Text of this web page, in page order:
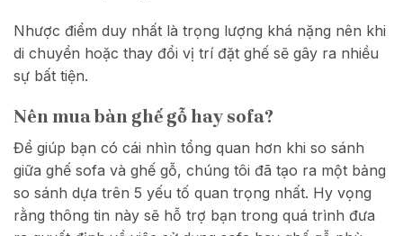
Nhược điểm duy nhất là trọng lượng khá nặng nên khi
di chuyển hoặc thay đổi vị trí đặt ghế sẽ gây ra nhiều
sự bất tiện.
Nên mua bàn ghế gỗ hay sofa?
Để giúp bạn có cái nhìn tổng quan hơn khi so sánh
giữa ghế sofa và ghế gỗ, chúng tôi đã tạo ra một bảng
so sánh dựa trên 5 yếu tố quan trọng nhất. Hy vọng
rằng thông tin này sẽ hỗ trợ bạn trong quá trình đưa